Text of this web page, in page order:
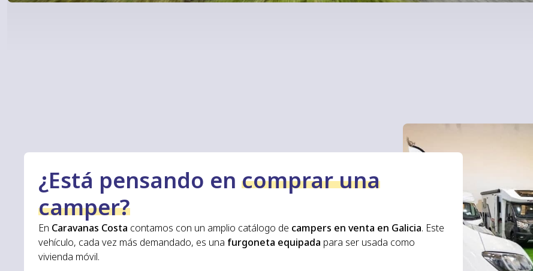
¿Está pensando encomprar una
camper?
En Caravanas Costa contamos con un amplio catálogo de campers en venta en Galicia. Este
vehículo, cada vez más demandado, es una furgoneta equipada para ser usada como
vivienda móvil.